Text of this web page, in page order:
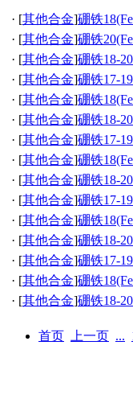
· [其他合金]硼铁
· [其他合金]硼铁
· [其他合金]硼铁18-
· [其他合金]硼铁17-
· [其他合金]硼铁
· [其他合金]硼铁18-
· [其他合金]硼铁17-
· [其他合金]硼铁
· [其他合金]硼铁18-
· [其他合金]硼铁17-
· [其他合金]硼铁
· [其他合金]硼铁18-
· [其他合金]硼铁17-
· [其他合金]硼铁
· [其他合金]硼铁18-
首页 上一页 ...